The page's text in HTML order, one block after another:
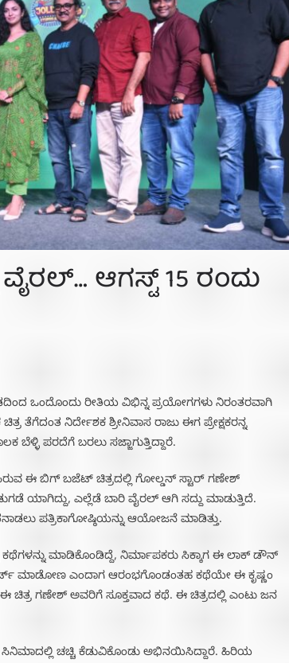
ಆಗಸ್ಟ್ 15 ರಂದು
ಒಂದೊಂದು ರೀತಿಯ ವಿಭಿನ್ನ ಪ್ರಯೋಗಗಳು ನಿರಂತರವಾಗಿ
ತೆಗೆದಂತ ನಿರ್ದೇಶಕ ಶ್ರೀನಿವಾಸ ರಾಜು ಈಗ ಪ್ರೇಕ್ಷಕರನ್ನ
ಪರದೆಗೆ ಬರಲು ಸಜ್ಜಾಗುತ್ತಿದ್ದಾರೆ.
ಈ ಬಿಗ್ ಬಜೆಟ್ ಚಿತ್ರದಲ್ಲಿ ಗೋಲ್ಡನ್ ಸ್ಟಾರ್ ಗಣೇಶ್
ಯಾಗಿದ್ದು, ಎಲ್ಲೆಡೆ ಬಾರಿ ವೈರಲ್ ಆಗಿ ಸದ್ದು ಮಾಡುತ್ತಿದೆ.
ಪತ್ರಿಕಾಗೋಷ್ಠಿಯನ್ನು ಆಯೋಜನೆ ಮಾಡಿತ್ತು.
ಕಥೆಗಳನ್ನು ಮಾಡಿಕೊಂಡಿದ್ದೆ, ನಿರ್ಮಾಪಕರು ಸಿಕ್ಕಾಗ ಈ ಲಾಕ್ ಡೌನ್
ಮಾಡೋಣ ಎಂದಾಗ ಆರಂಭಗೊಂಡಂತಹ ಕಥೆಯೇ ಈ ಕೃಷ್ಣಂ
ಗಣೇಶ್ ಅವರಿಗೆ ಸೂಕ್ತವಾದ ಕಥೆ. ಈ ಚಿತ್ರದಲ್ಲಿ ಎಂಟು ಜನ
ಚಚ್ಚಿ ಕೆಡುವಿಕೊಂಡು ಅಭಿನಯಿಸಿದ್ದಾರೆ. ಹಿರಿಯ